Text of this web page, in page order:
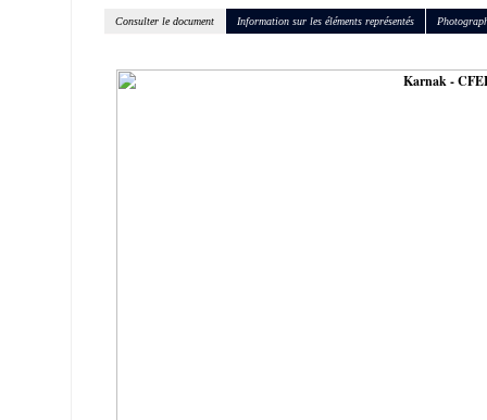
Consulter le document Information sur les éléments représentés